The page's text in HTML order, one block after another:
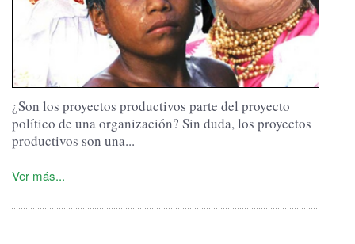
¿Son los proyectos productivos parte del proyecto
político de una organización? Sin duda, los proyectos
productivos son una...
Ver más...